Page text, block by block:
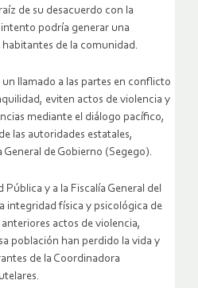
de su desacuerdo con la
podría generar una
de la comunidad.
llamado a las partes en conflicto
eviten actos de violencia y
mediante el diálogo pacífico,
las autoridades estatales,
de Gobierno (Segego).
y a la Fiscalía General del
integridad física y psicológica de
actos de violencia,
población han perdido la vida y
de la Coordinadora